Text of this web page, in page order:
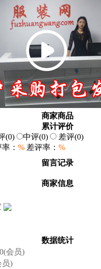
商家商品
累计评价
(0) 中评(0) 差评(0)
： % 差评率： %
留言记录
商家信息
数据统计
会员)
员)